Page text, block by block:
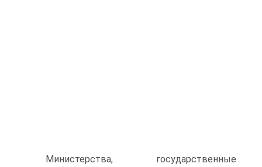
Министерства, государственные